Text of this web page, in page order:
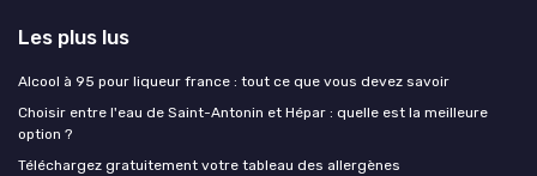
Les plus lus
Alcool à 95 pour liqueur france : tout ce que vous devez savoir
Choisir entre l'eau de Saint-Antonin et Hépar : quelle est la meilleure
option ?
Téléchargez gratuitement votre tableau des allergènes